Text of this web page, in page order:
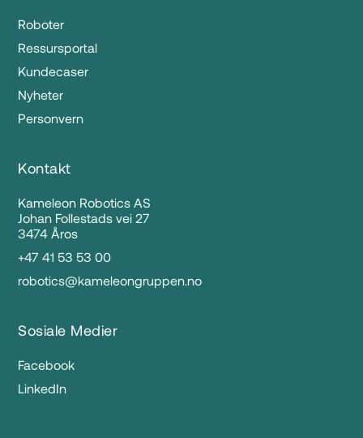
Roboter
Ressursportal
Kundecaser
Nyheter
Personvern
Kontakt
Kameleon Robotics AS
Johan Follestads vei 27
3474 Åros
+47 41 53 53 00
robotics@kameleongruppen.no
Sosiale Medier
Facebook
LinkedIn